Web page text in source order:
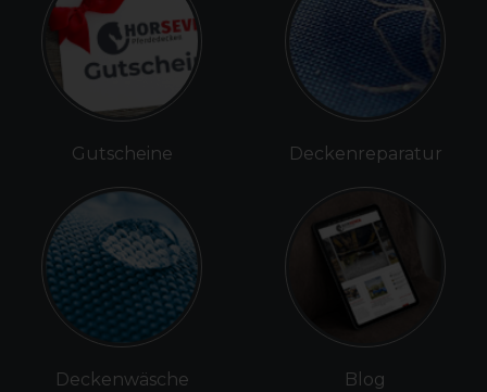
Gutscheine
Deckenwäsche
Deckenreparatur
Blog